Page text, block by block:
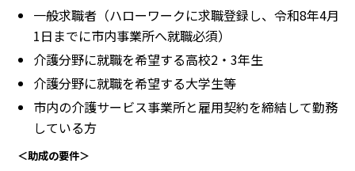
一般求職者（ハローワークに求職登録し、令和8年4月
1日までに市内事業所へ就職必須）
介護分野に就職を希望する高校2・3年生
介護分野に就職を希望する大学生等
市内の介護サービス事業所と雇用契約を締結して勤務
している方
＜助成の要件＞